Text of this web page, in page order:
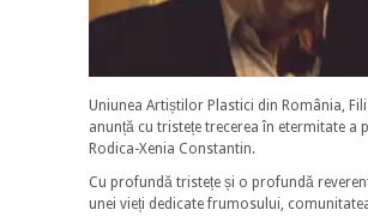
Uniunea Artiștilor Plastici din România,
anunță cu tristețe trecerea în etermitate a
Rodica-Xenia Constantin.
Cu profundă tristețe și o profundă
unei vieți dedicate frumosului,